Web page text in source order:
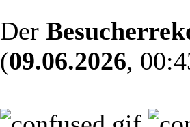
Der
(09.06.2026,